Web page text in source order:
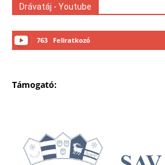
Drávatáj - Youtube
763 Feliratkozó
Támogató: